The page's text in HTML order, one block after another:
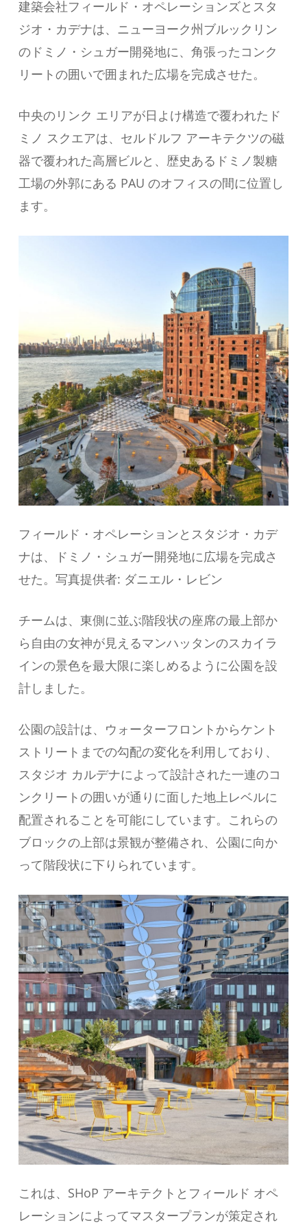
建築会社フィールド・オペレーションズとスタ
ジオ・カデナは、ニューヨーク州ブルックリン
のドミノ・シュガー開発地に、角張ったコンク
リートの囲いで囲まれた広場を完成させた。
中央のリンク エリアが日よけ構造で覆われたド
ミノ スクエアは、セルドルフ アーキテクツの磁
器で覆われた高層ビルと、歴史あるドミノ製糖
工場の外郭にある PAU のオフィスの間に位置し
ます。
フィールド・オペレーションとスタジオ・カデ
ナは、ドミノ・シュガー開発地に広場を完成さ
せた。写真提供者: ダニエル・レビン
チームは、東側に並ぶ階段状の座席の最上部か
ら自由の女神が見えるマンハッタンのスカイラ
インの景色を最大限に楽しめるように公園を設
計しました。
公園の設計は、ウォーターフロントからケント
ストリートまでの勾配の変化を利用しており、
スタジオ カルデナによって設計された一連のコ
ンクリートの囲いが通りに面した地上レベルに
配置されることを可能にしています。これらの
ブロックの上部は景観が整備され、公園に向か
って階段状に下りられています。
これは、SHoP アーキテクトとフィールド オペ
レーションによってマスタープランが策定され